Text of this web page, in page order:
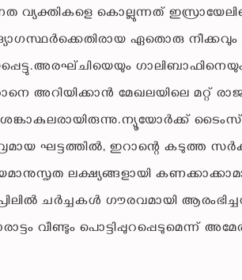
വ്യക്തികളെ കൊല്ലുന്നത്
ഏതൊരു
അറിയിക്കാൻ മേഖലയിലെ മറ്റ്
ടൈംസ്
ഘട്ടത്തിൽ, ഇറാന്റെ കടുത്ത
ലക്ഷ്യങ്ങളായി
ചർച്ചകൾ ഗൗരവമായി
വീണ്ടും പൊട്ടിപ്പുറപ്പെടുമെന്ന്